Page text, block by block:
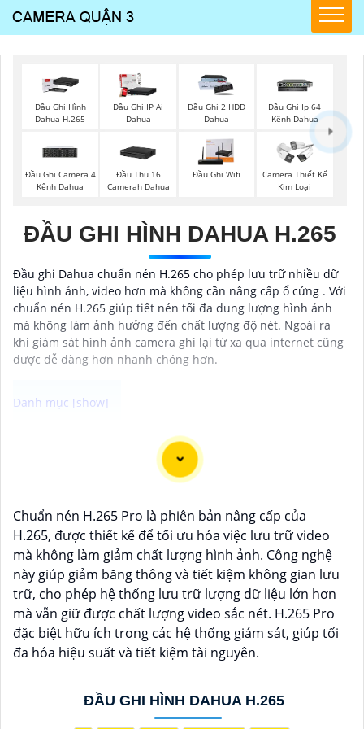
Đầu Ghi Hình
Dahua H.265
Đầu Ghi IP Ai
Dahua
Đầu Ghi 2 HDD
Dahua
Đầu Ghi Ip 64
Kênh Dahua
Đầu Ghi Camera 4
Kênh Dahua
Đầu Thu 16
Camerah Dahua
Đầu Ghi Wifi
Camera Thiết Kế
Kim Loại
ĐẦU GHI HÌNH DAHUA H.265
Đầu ghi Dahua chuẩn nén H.265 cho phép lưu trữ nhiều dữ
liệu hình ảnh, video hơn mà không cần nâng cấp ổ cứng . Với
chuẩn nén H.265 giúp tiết nén tối đa dung lượng hình ảnh
mà không làm ảnh hưởng đến chất lượng độ nét. Ngoài ra
khi giám sát hình ảnh camera ghi lại từ xa qua internet cũng
được dễ dàng hơn nhanh chóng hơn.
Dạ chắc chắn, đây là tư vấn của tôi về Camera Dahua
chính hãng giá rẻ và chất lượng:
Camera Dahua là một thương hiệu nổi tiếng về sản
mua Camera Dahua chính hãng, bạn nên mua từ các
cửa hàng uy tín hoặc các đại lý chính thức của
Dahua.☄️3:Mức giá của Camera Dahua có thể thay
đổi tùy vào model và chức năng của camera. Bạn nên
tìm hiểu kỹ trước khi đầu tư.🎖️4:Chất lượng của
Camera Dahua được đánh giá cao với độ phân giải
cao, tính năng thông minh và độ tin cậy.💖5:Nếu bạn
muốn tìm camera Dahua giá rẻ, bạn có thể tham khảo
hàng điện tử.
Hy vọng rằng những thông tin trên sẽ giúp bạn chọn
Chuẩn nén H.265 Pro là phiên bản nâng cấp của
H.265, được thiết kế để tối ưu hóa việc lưu trữ video
mà không làm giảm chất lượng hình ảnh. Công nghệ
này giúp giảm băng thông và tiết kiệm không gian lưu
trữ, cho phép hệ thống lưu trữ lượng dữ liệu lớn hơn
mà vẫn giữ được chất lượng video sắc nét. H.265 Pro
đặc biệt hữu ích trong các hệ thống giám sát, giúp tối
đa hóa hiệu suất và tiết kiệm tài nguyên.
ĐẦU GHI HÌNH DAHUA H.265